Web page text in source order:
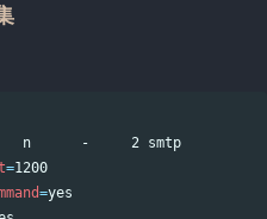
n      -     2 smtp
=1200
=yes